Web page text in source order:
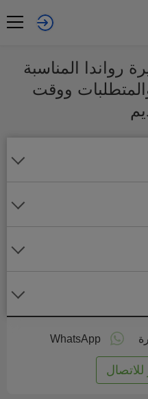
رواندا المناسبة
ووقت
WhatsApp
للاتصال